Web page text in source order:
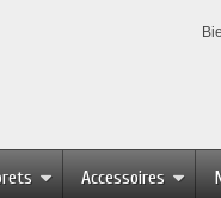
Accessoires